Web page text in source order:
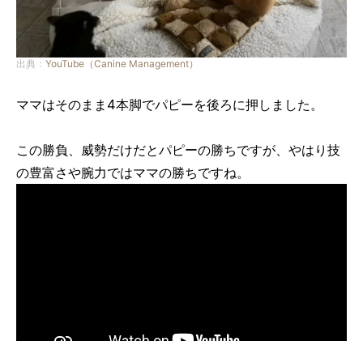
出典： YouTube（Canine Management）
ママはそのまま4本脚でパピーを後ろに押しました。
この勝負、威勢だけだとパピーの勝ちですが、やはり技
の豊富さや腕力ではママの勝ちですね。